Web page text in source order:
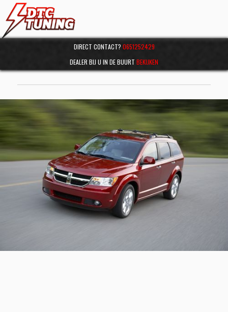
DIRECT CONTACT? 0651252429
DEALER BIJ U IN DE BUURT BEKIJKEN